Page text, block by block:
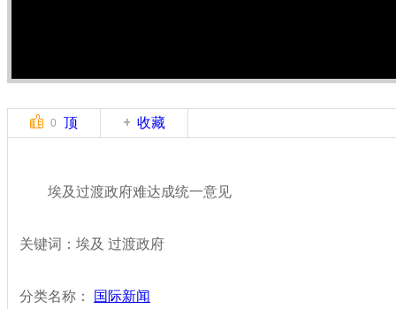
0 顶 收藏
埃及过渡政府难达成统一意见
关键词：埃及 过渡政府
分类名称：
国际新闻